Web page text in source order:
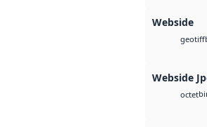
Webside
geotiff
Webside
octet